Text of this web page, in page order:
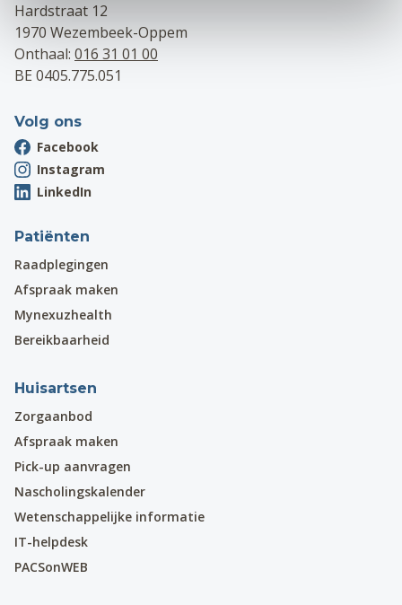
Hardstraat 12
1970 Wezembeek-Oppem
Onthaal: 016 31 01 00
BE 0405.775.051
Volg ons
Facebook
Instagram
LinkedIn
Patiënten
Raadplegingen
Afspraak maken
Mynexuzhealth
Bereikbaarheid
Huisartsen
Zorgaanbod
Afspraak maken
Pick-up aanvragen
Nascholingskalender
Wetenschappelijke informatie
IT-helpdesk
PACSonWEB